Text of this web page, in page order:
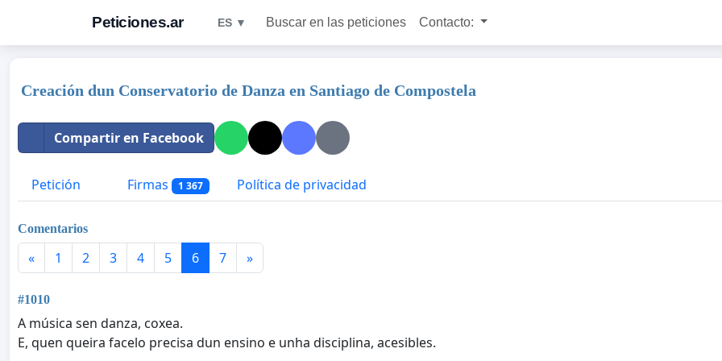
Peticiones.ar ES ▼ Buscar en las peticiones Contacto:
Creación dun Conservatorio de Danza en Santiago de Compostela
Compartir en Facebook
Petición Firmas 1 367 Política de privacidad
Comentarios
« 1 2 3 4 5 6 7 »
#1010
A música sen danza, coxea.
E, quen queira facelo precisa dun ensino e unha disciplina, acesibles.